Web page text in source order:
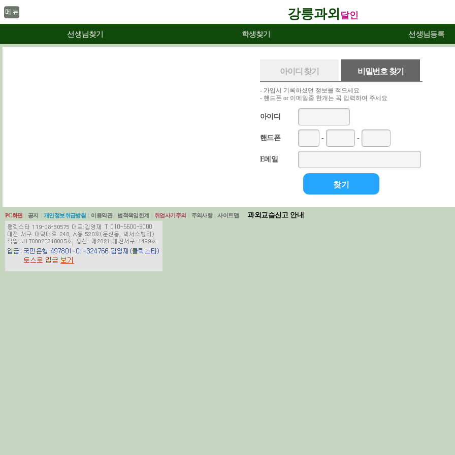
강릉과외 달인
선생님찾기 학생찾기 선생님등록
아이디 찾기 비밀번호 찾기
- 가입시 기록하셨던 정보를 적으세요
- 핸드폰 or 이메일중 한개는 꼭 입력하여 주세요
아이디
핸드폰 - -
E메일
PC화면 공지 개인정보취급방침 이용약관 법적책임한계 취업사기주의 주의사항 사이트맵 과외교습신고 안내